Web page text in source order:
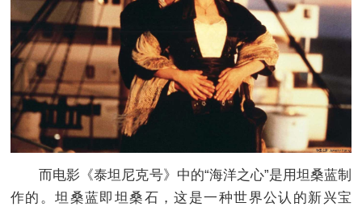
而电影《泰坦尼克号》中的“海洋之心”是用坦桑蓝制
作的。坦桑蓝即坦桑石，这是一种世界公认的新兴宝